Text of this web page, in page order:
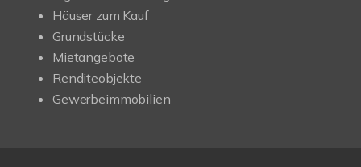
Häuser zum Kauf
Grundstücke
Mietangebote
Renditeobjekte
Gewerbeimmobilien